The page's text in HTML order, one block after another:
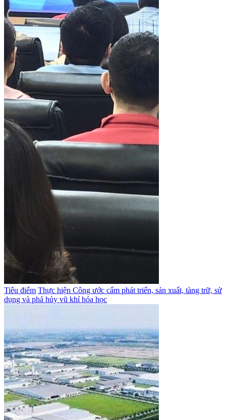
Tiêu điểm Thực hiện Công ước cấm phát triển, sản xuất, tàng trữ, sử
dụng và phá hủy vũ khí hóa học